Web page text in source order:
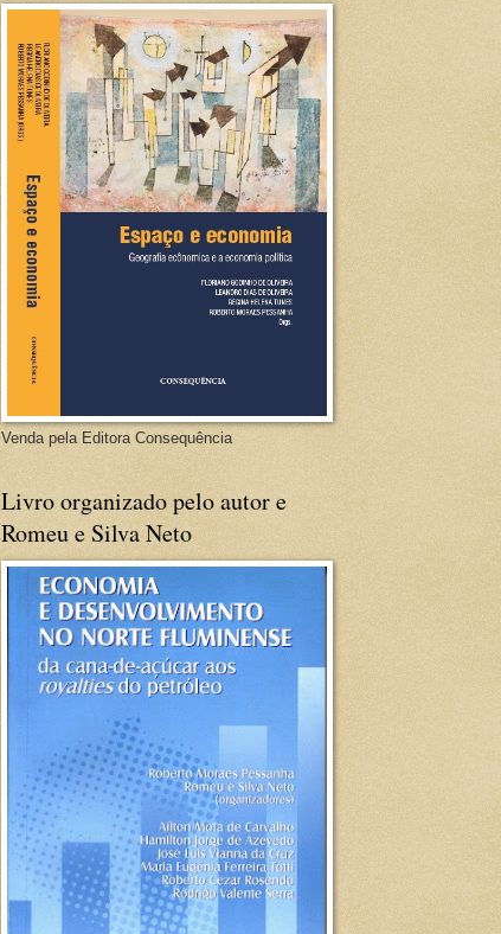
Venda pela Editora Consequência
Livro organizado pelo autor e
Romeu e Silva Neto